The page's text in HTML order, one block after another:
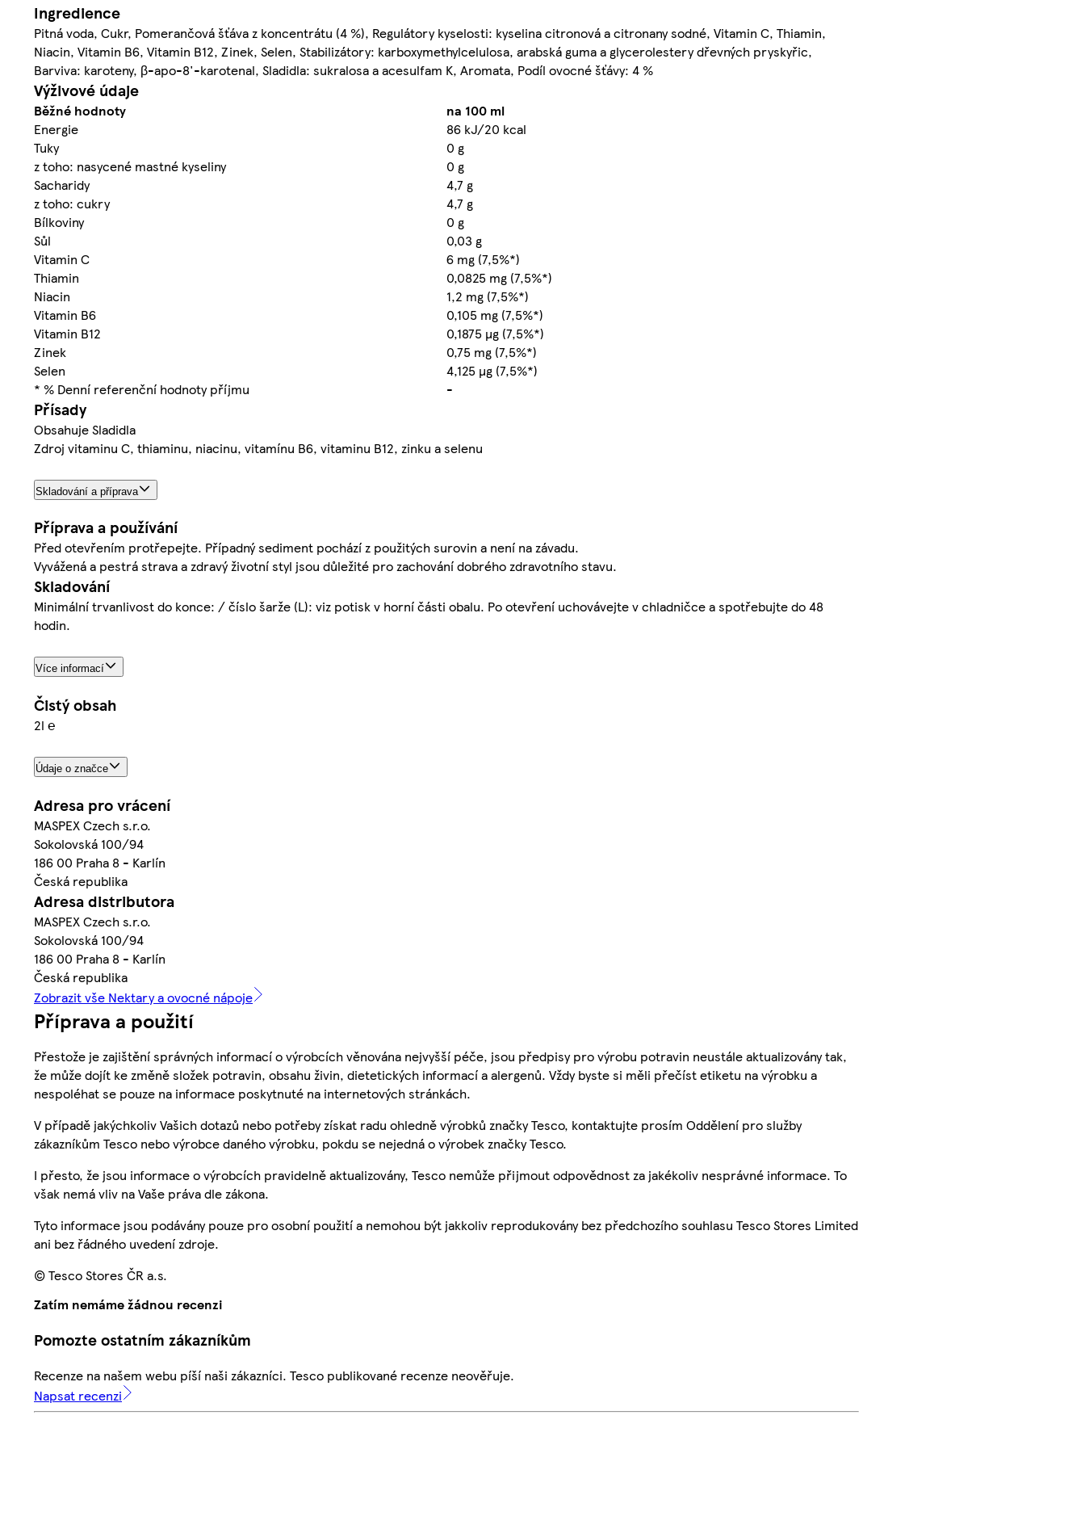
Ingredience
Pitná voda, Cukr, Pomerančová šťáva z koncentrátu (4 %), Regulátory kyselosti: kyselina citronová a citronany sodné, Vitamin C, Thiamin,
Niacin, Vitamin B6, Vitamin B12, Zinek, Selen, Stabilizátory: karboxymethylcelulosa, arabská guma a glycerolestery dřevných pryskyřic,
Barviva: karoteny, β-apo-8'-karotenal, Sladidla: sukralosa a acesulfam K, Aromata, Podíl ovocné šťávy: 4 %
Výživové údaje
Běžné hodnoty
na 100 ml
Energie
86 kJ/20 kcal
Tuky
0 g
z toho: nasycené mastné kyseliny
0 g
Sacharidy
4,7 g
z toho: cukry
4,7 g
Bílkoviny
0 g
Sůl
0,03 g
Vitamin C
6 mg (7,5%*)
Thiamin
0,0825 mg (7,5%*)
Niacin
1,2 mg (7,5%*)
Vitamin B6
0,105 mg (7,5%*)
Vitamin B12
0,1875 µg (7,5%*)
Zinek
0,75 mg (7,5%*)
Selen
4,125 µg (7,5%*)
* % Denní referenční hodnoty příjmu
-
Přísady
Obsahuje Sladidla
Zdroj vitaminu C, thiaminu, niacinu, vitamínu B6, vitaminu B12, zinku a selenu
Skladování a příprava
Příprava a používání
Před otevřením protřepejte. Případný sediment pochází z použitých surovin a není na závadu.
Vyvážená a pestrá strava a zdravý životní styl jsou důležité pro zachování dobrého zdravotního stavu.
Skladování
Minimální trvanlivost do konce: / číslo šarže (L): viz potisk v horní části obalu. Po otevření uchovávejte v chladničce a spotřebujte do 48
hodin.
Více informací
Čistý obsah
2l ℮
Údaje o značce
Adresa pro vrácení
MASPEX Czech s.r.o.
Sokolovská 100/94
186 00 Praha 8 - Karlín
Česká republika
Adresa distributora
MASPEX Czech s.r.o.
Sokolovská 100/94
186 00 Praha 8 - Karlín
Česká republika
Zobrazit vše Nektary a ovocné nápoje
Příprava a použití
Přestože je zajištění správných informací o výrobcích věnována nejvyšší péče, jsou předpisy pro výrobu potravin neustále aktualizovány tak,
že může dojít ke změně složek potravin, obsahu živin, dietetických informací a alergenů. Vždy byste si měli přečíst etiketu na výrobku a
nespoléhat se pouze na informace poskytnuté na internetových stránkách.
V případě jakýchkoliv Vašich dotazů nebo potřeby získat radu ohledně výrobků značky Tesco, kontaktujte prosím Oddělení pro služby
zákazníkům Tesco nebo výrobce daného výrobku, pokdu se nejedná o výrobek značky Tesco.
I přesto, že jsou informace o výrobcích pravidelně aktualizovány, Tesco nemůže přijmout odpovědnost za jakékoliv nesprávné informace. To
však nemá vliv na Vaše práva dle zákona.
Tyto informace jsou podávány pouze pro osobní použití a nemohou být jakkoliv reprodukovány bez předchozího souhlasu Tesco Stores Limited
ani bez řádného uvedení zdroje.
© Tesco Stores ČR a.s.
Zatím nemáme žádnou recenzi
Pomozte ostatním zákazníkům
Recenze na našem webu píší naši zákazníci. Tesco publikované recenze neověřuje.
Napsat recenzi